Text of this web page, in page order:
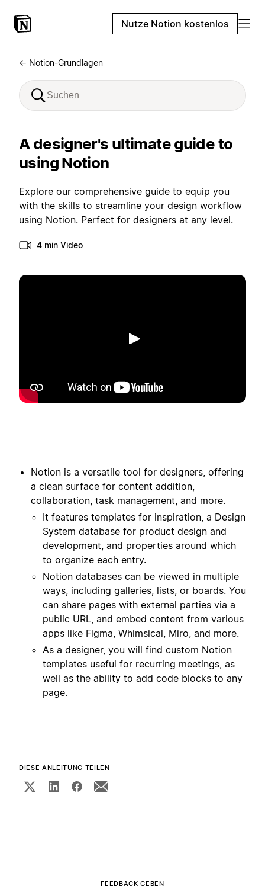
Nutze Notion kostenlos
← Notion-Grundlagen
A designer's ultimate guide to
using Notion
Explore our comprehensive guide to equip you
with the skills to streamline your design workflow
using Notion. Perfect for designers at any level.
4 min Video
Abspielen
Notion is a versatile tool for designers, offering
a clean surface for content addition,
collaboration, task management, and more.
It features templates for inspiration, a Design
System database for product design and
development, and properties around which
to organize each entry.
Notion databases can be viewed in multiple
ways, including galleries, lists, or boards. You
can share pages with external parties via a
public URL, and embed content from various
apps like Figma, Whimsical, Miro, and more.
As a designer, you will find custom Notion
templates useful for recurring meetings, as
well as the ability to add code blocks to any
page.
DIESE ANLEITUNG TEILEN
FEEDBACK GEBEN